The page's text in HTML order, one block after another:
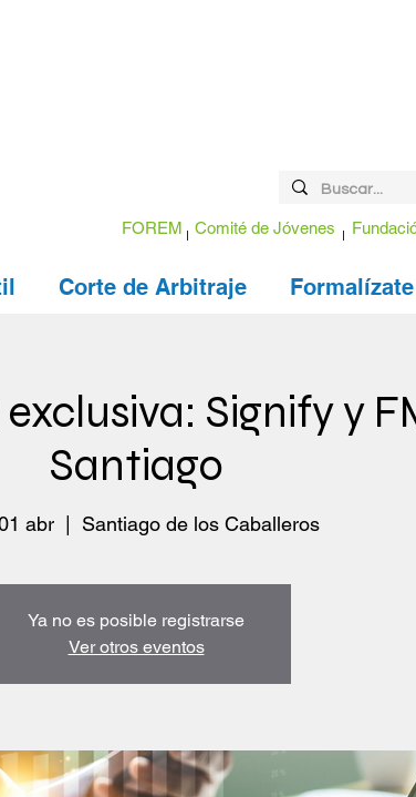
FOREM Comité de Jóvenes
Corte de Arbitraje Formalízate
Signify y
Santiago
abr
  |
Santiago de los Caballeros
Ya no es posible registrarse
Ver otros eventos